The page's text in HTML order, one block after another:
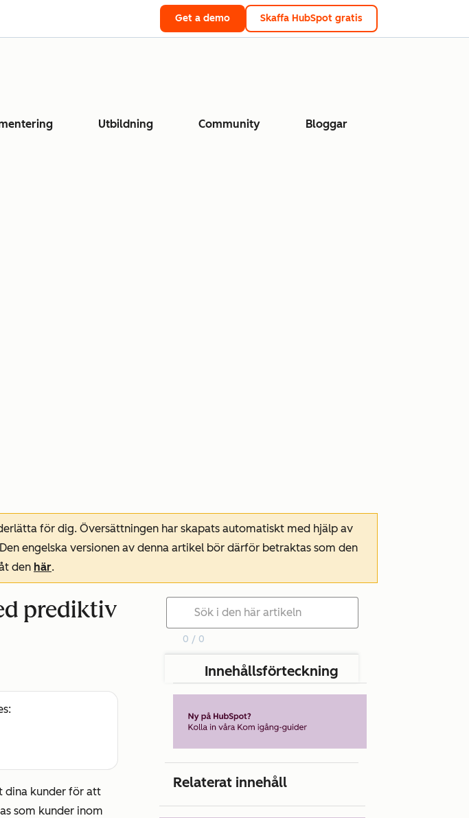
Get a demo Skaffa HubSpot gratis
Utbildning Community Bloggar
för dig. Översättningen har skapats automatiskt med hjälp av
engelska versionen av denna artikel bör därför betraktas som den
den här.
prediktiv
dina kunder för att
som kunder inom
0 / 0
Innehållsförteckning
Relaterat innehåll